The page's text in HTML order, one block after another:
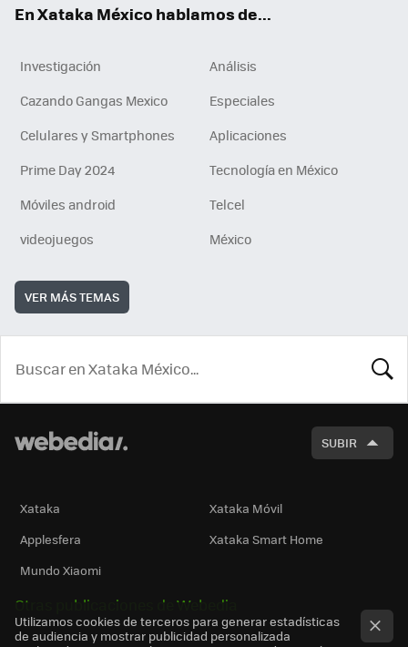
En Xataka México hablamos de...
Investigación
Análisis
Cazando Gangas Mexico
Especiales
Celulares y Smartphones
Aplicaciones
Prime Day 2024
Tecnología en México
Móviles android
Telcel
videojuegos
México
VER MÁS TEMAS
SUBIR
Xataka
Xataka Móvil
Applesfera
Xataka Smart Home
Mundo Xiaomi
Otras publicaciones de Webedia
Utilizamos cookies de terceros para generar estadísticas
de audiencia y mostrar publicidad personalizada